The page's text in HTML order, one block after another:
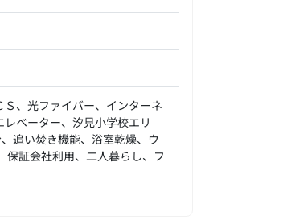
、光ファイバー、インターネ
ベーター、汐見小学校エリ
追い焚き機能、浴室乾燥、ウ
証会社利用、二人暮らし、フ